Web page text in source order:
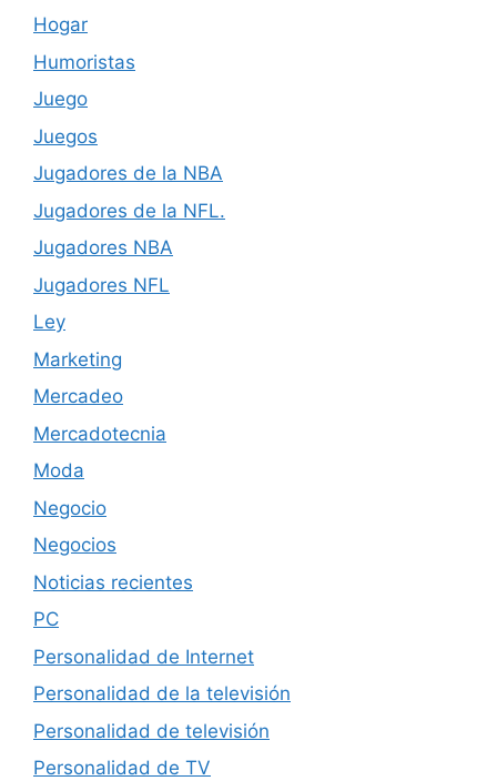
Hogar
Humoristas
Juego
Juegos
Jugadores de la NBA
Jugadores de la NFL.
Jugadores NBA
Jugadores NFL
Ley
Marketing
Mercadeo
Mercadotecnia
Moda
Negocio
Negocios
Noticias recientes
PC
Personalidad de Internet
Personalidad de la televisión
Personalidad de televisión
Personalidad de TV